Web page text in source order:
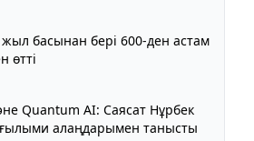
жыл басынан бері 600-ден астам
өтті
Quantum AI: Саясат Нұрбек
алаңдарымен танысты